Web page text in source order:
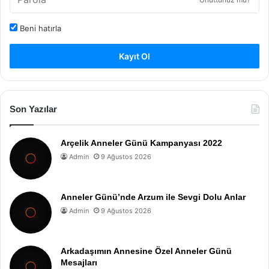
Beni hatırla
Kayıt Ol
Son Yazılar
Arçelik Anneler Günü Kampanyası 2022
Admin 9 Ağustos 2026
Anneler Günü’nde Arzum ile Sevgi Dolu Anlar
Admin 9 Ağustos 2026
Arkadaşımın Annesine Özel Anneler Günü
Mesajları